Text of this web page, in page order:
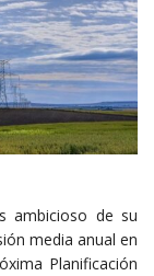
ambicioso de su
media anual en
Planificación